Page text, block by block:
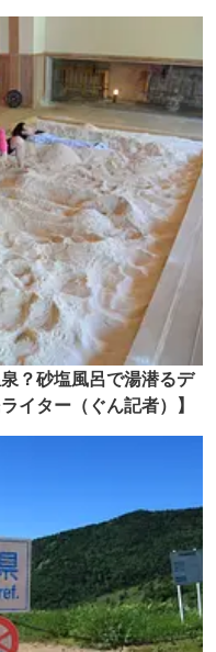
？砂塩風呂で湯潜るデ
イター（ぐん記者）】